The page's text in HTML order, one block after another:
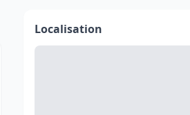
Localisation